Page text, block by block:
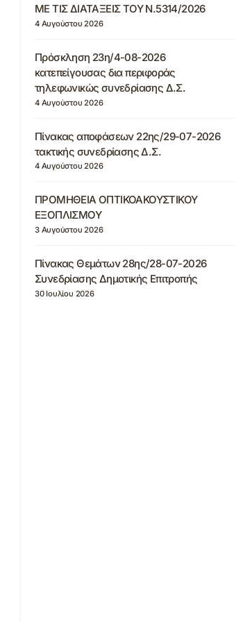
ΜΕ ΤΙΣ ΔΙΑΤΑΞΕΙΣ ΤΟΥ Ν.5314/2026
4 Αυγούστου 2026
Πρόσκληση 23η/4-08-2026
κατεπείγουσας δια περιφοράς
τηλεφωνικώς συνεδρίασης Δ.Σ.
4 Αυγούστου 2026
Πίνακας αποφάσεων 22ης/29-07-2026
τακτικής συνεδρίασης Δ.Σ.
4 Αυγούστου 2026
ΠΡΟΜΗΘΕΙΑ ΟΠΤΙΚΟΑΚΟΥΣΤΙΚΟΥ
ΕΞΟΠΛΙΣΜΟΥ
3 Αυγούστου 2026
Πίνακας Θεμάτων 28ης/28-07-2026
Συνεδρίασης Δημοτικής Επιτροπής
30 Ιουλίου 2026